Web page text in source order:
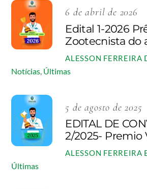
6 de abril de 2026
Edital 1-2026
Zootecnista do
ALESSON FERREIRA
Notícias, Últimas
5 de agosto de 2025
EDITAL DE
2/2025- Premio
ALESSON FERREIRA
Últimas